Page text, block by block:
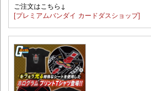
ご注文はこちら↓
[プレミアムバンダイ カードダスショップ]